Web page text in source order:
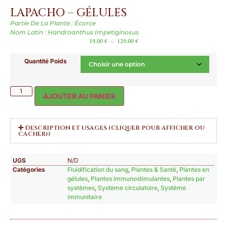
LAPACHO – GÉLULES
Partie De La Plante : Écorce
Nom Latin : Handroanthus Impetiginosus
19.00 € – 129.00 €
Quantité Poids
AJOUTER AU PANIER
DESCRIPTION ET USAGES (CLIQUER POUR AFFICHER OU
CACHER))
UGS
N/D
Catégories
Fluidification du sang, Plantes & Santé, Plantes en
gélules, Plantes immunostimulantes, Plantes par
systèmes, Système circulatoire, Système
immunitaire